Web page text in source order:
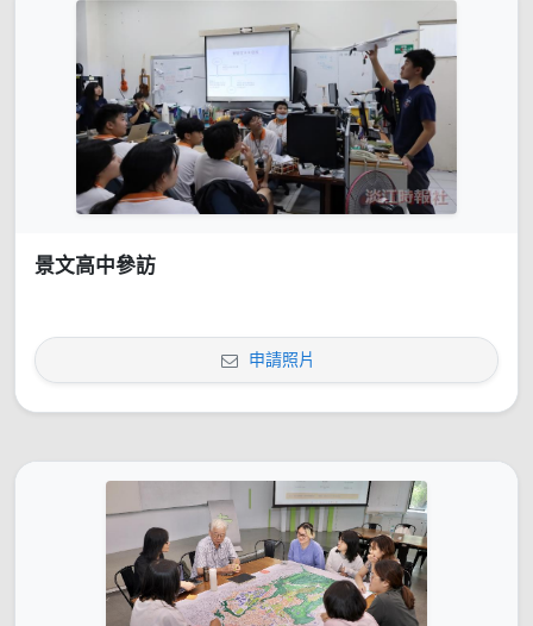
景文高中參訪
申請照片